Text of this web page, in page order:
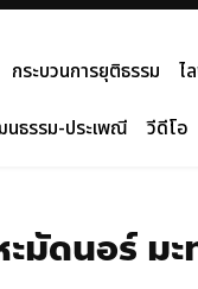
กระบวนการยุติธรรม ไ
ธรรม-ประเพณี วีดีโอ
มัดนอร์ มะ